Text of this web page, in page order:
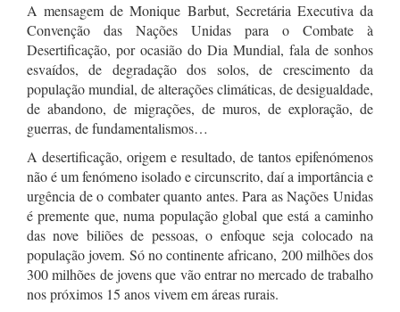
A mensagem de Monique Barbut, Secretária Executiva da
Convenção das Nações Unidas para o Combate à
Desertificação, por ocasião do Dia Mundial, fala de sonhos
esvaídos, de degradação dos solos, de crescimento da
população mundial, de alterações climáticas, de desigualdade,
de abandono, de migrações, de muros, de exploração, de
guerras, de fundamentalismos…
A desertificação, origem e resultado, de tantos epifenómenos
não é um fenómeno isolado e circunscrito, daí a importância e
urgência de o combater quanto antes. Para as Nações Unidas
é premente que, numa população global que está a caminho
das nove biliões de pessoas, o enfoque seja colocado na
população jovem. Só no continente africano, 200 milhões dos
300 milhões de jovens que vão entrar no mercado de trabalho
nos próximos 15 anos vivem em áreas rurais.